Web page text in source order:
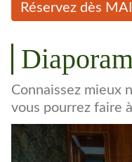
Réservez dès
Connaissez mieux
vous pourrez faire